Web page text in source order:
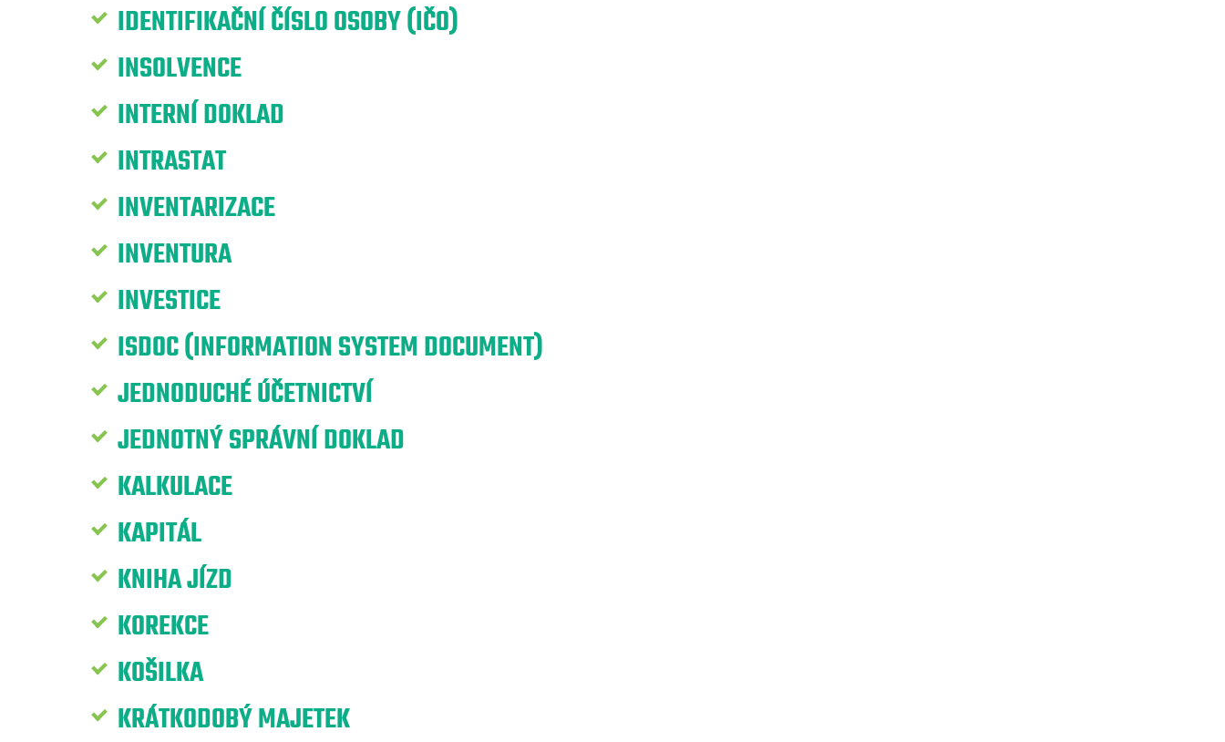
IDENTIFIKAČNÍ ČÍSLO OSOBY (IČO)
INSOLVENCE
INTERNÍ DOKLAD
INTRASTAT
INVENTARIZACE
INVENTURA
INVESTICE
ISDOC (INFORMATION SYSTEM DOCUMENT)
JEDNODUCHÉ ÚČETNICTVÍ
JEDNOTNÝ SPRÁVNÍ DOKLAD
KALKULACE
KAPITÁL
KNIHA JÍZD
KOREKCE
KOŠILKA
KRÁTKODOBÝ MAJETEK